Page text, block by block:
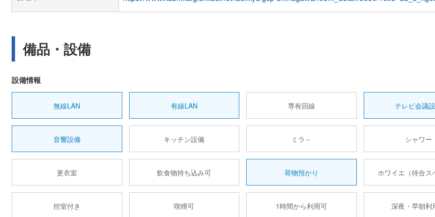
備品・設備
設備情報
無線LAN 有線LAN 専有回線 テレビ会議
音響設備 キッチン設備 ミラ－ シャワー
更衣室 飲食物持ち込み可 荷物預かり ホワイエ（待合ス
控室付き 喫煙可 1時間から利用可 深夜・早朝利